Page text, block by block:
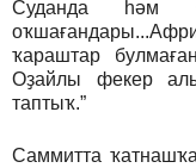
Суданда һәм
ҡараштар
Оҙайлы фекер
таптыҡ.”
Саммитта